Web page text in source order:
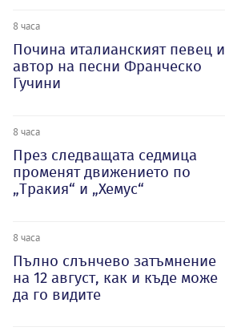
8 часа
Почина италианският певец и
автор на песни Франческо
Гучини
8 часа
През следващата седмица
променят движението по
„Тракия“ и „Хемус“
8 часа
Пълно слънчево затъмнение
на 12 август, как и къде може
да го видите